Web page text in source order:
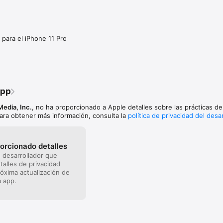
iPad (4.ª generación), iPad Air, iPad Air 2, iPad Pro 9,7", iPad
iPad (5.ª generación)
Mini
Controller, mando inalámbrico para iOS
ACE™
Tt eSPORTS
para iOS de SteelSeries
Español, Italiano
el iPhone 11 Pro
Inc., no ha proporcionado a Apple detalles sobre las prácticas
obtener más información, consulta la política de privacidad del
detalles
desarrollador que
de privacidad
actualización de
app.